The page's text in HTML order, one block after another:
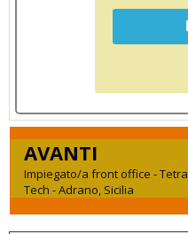
AVANTI
Impiegato/a front office - Tetra
Tech - Adrano, Sicilia